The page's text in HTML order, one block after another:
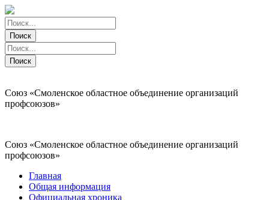
Поиск
Поиск
Поиск
Поиск
Союз «Смоленское областное объединение организаций
профсоюзов»
Союз «Смоленское областное объединение организаций
профсоюзов»
Главная
Общая информация
Официальная хроника